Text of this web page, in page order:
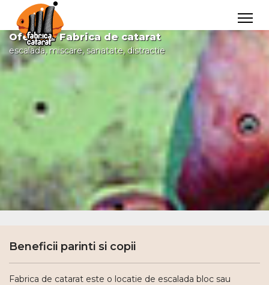
Ofertele Fabrica de catarat
escalada, miscare, sanatate, distractie
Beneficii parinti si copii
Fabrica de catarat este o locatie de escalada bloc sau